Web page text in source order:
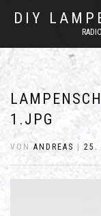
DIY
1.JPG
VONANDREAS 25.